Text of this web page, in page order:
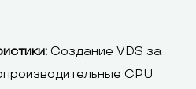
Создание VDS за
CPU